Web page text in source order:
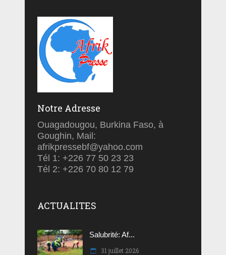
Notre Adresse
Ouagadougou, Burkina Faso, à
Goughin, Mail:
afrikpressebf@yahoo.com
Tél 1: +226 77 50 23 23
Tél 2: +226 70 80 12 79
ACTUALITES
Salubrité: Af...
31 juillet 2026